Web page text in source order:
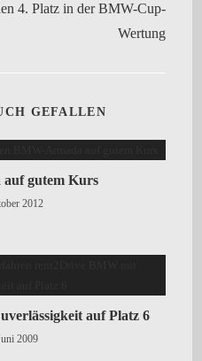
4. Platz in der BMW-Cup-
Wertung
GEFALLEN
gutem Kurs
2012
auf Platz 6
2009